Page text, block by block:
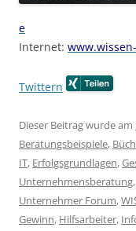
e
Internet:
Twittern
Dieser Beitrag wurde am
Beratungsbeispiele,
IT, Erfolgsgrundlagen,
Unternehmensberatung,
Unternehmer Forum,
Gewinn, Hilfsarbeiter,